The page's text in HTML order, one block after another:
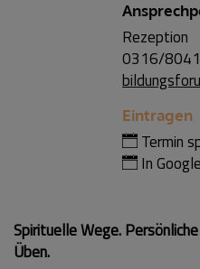
Rezeption
0316/
Eintragen
Termin
In
Spirituelle Wege.
Üben.